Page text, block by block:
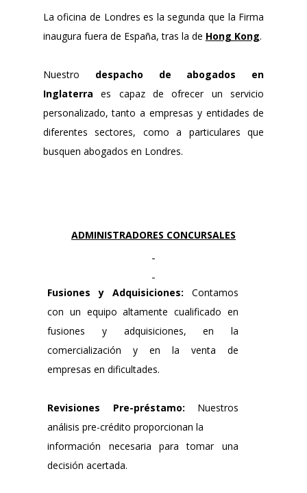
La oficina de Londres es la segunda que la Firma
inaugura fuera de España, tras la de Hong Kong.
Nuestro despacho de abogados en
Inglaterra es capaz de ofrecer un servicio
personalizado, tanto a empresas y entidades de
diferentes sectores, como a particulares que
busquen abogados en Londres.
ADMINISTRADORES CONCURSALES
Fusiones y Adquisiciones: Contamos
con un equipo altamente cualificado en
fusiones y adquisiciones, en la
comercialización y en la venta de
empresas en dificultades.
Revisiones Pre-préstamo: Nuestros
análisis pre-crédito proporcionan la
información necesaria para tomar una
decisión acertada.